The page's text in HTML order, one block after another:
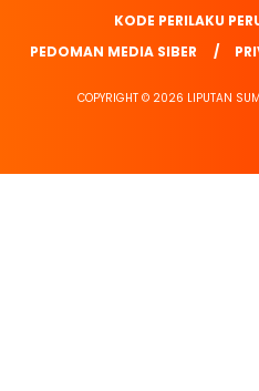
KODE PERILAKU
PEDOMAN MEDIA SIBER
COPYRIGHT © 2026 LIPUTAN